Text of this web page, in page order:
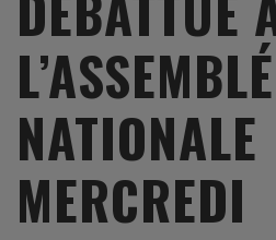
NATIONALE
MERCREDI